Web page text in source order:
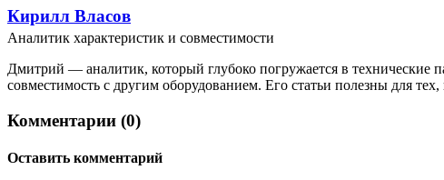
Кирилл Власов
Аналитик характеристик и совместимости
Дмитрий — аналитик, который глубоко погружается в технические
совместимость с другим оборудованием. Его статьи полезны для
Комментарии (0)
Оставить комментарий